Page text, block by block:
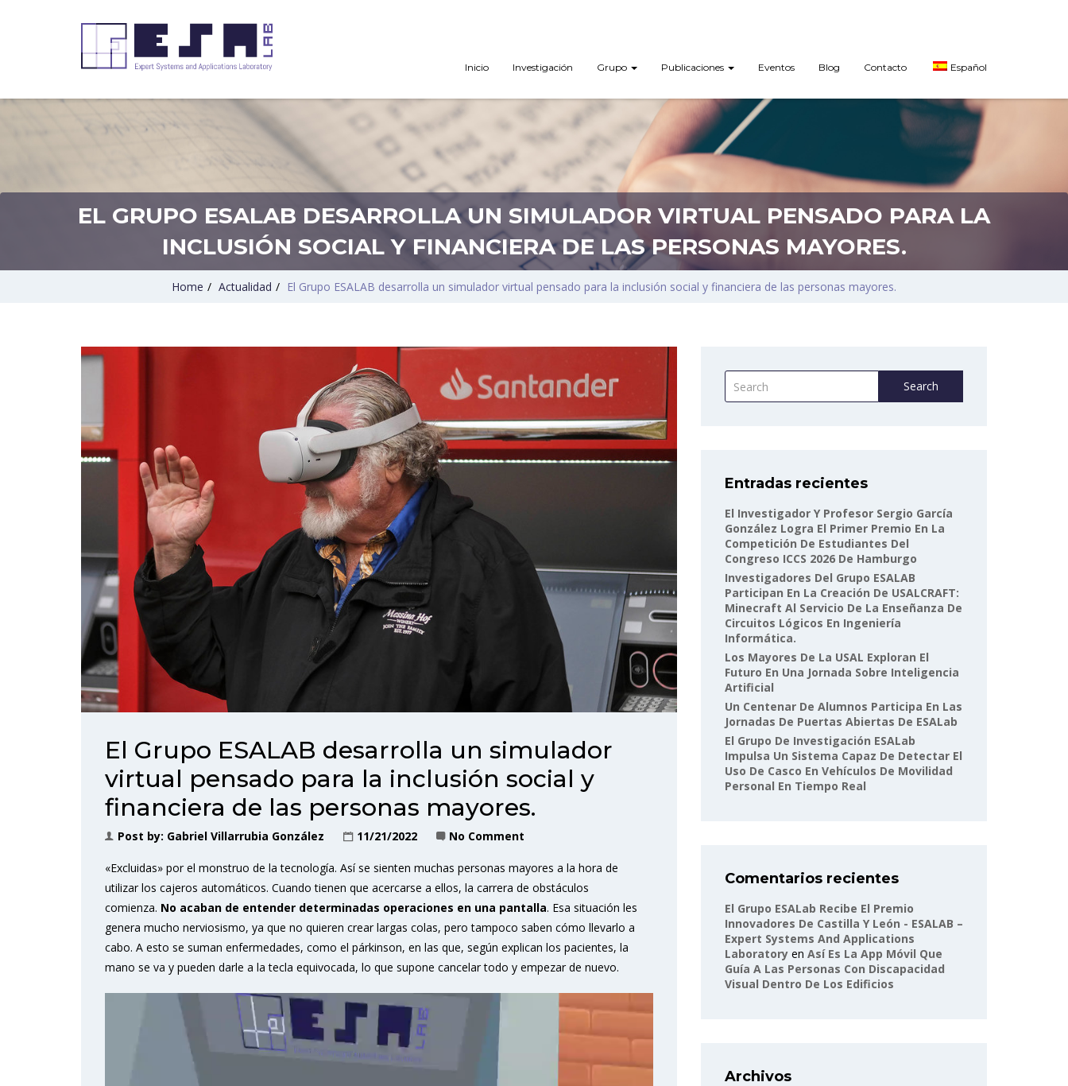
Inicio Investigación Grupo Publicaciones Eventos Blog Contacto Español
EL GRUPO ESALAB DESARROLLA UN SIMULADOR VIRTUAL PENSADO PARA LA
INCLUSIÓN SOCIAL Y FINANCIERA DE LAS PERSONAS MAYORES.
Home / Actualidad / El Grupo ESALAB desarrolla un simulador virtual pensado para la inclusión social y financiera de las personas mayores.
El Grupo ESALAB desarrolla un simulador
virtual pensado para la inclusión social y
financiera de las personas mayores.
Post by: Gabriel Villarrubia González 11/21/2022 No Comment
«Excluidas» por el monstruo de la tecnología. Así se sienten muchas personas mayores a la hora de
utilizar los cajeros automáticos. Cuando tienen que acercarse a ellos, la carrera de obstáculos
comienza. No acaban de entender determinadas operaciones en una pantalla. Esa situación les
genera mucho nerviosismo, ya que no quieren crear largas colas, pero tampoco saben cómo llevarlo a
cabo. A esto se suman enfermedades, como el párkinson, en las que, según explican los pacientes, la
mano se va y pueden darle a la tecla equivocada, lo que supone cancelar todo y empezar de nuevo.
Search
Entradas recientes
El Investigador Y Profesor Sergio García
González Logra El Primer Premio En La
Competición De Estudiantes Del
Congreso ICCS 2026 De Hamburgo
Investigadores Del Grupo ESALAB
Participan En La Creación De USALCRAFT:
Minecraft Al Servicio De La Enseñanza De
Circuitos Lógicos En Ingeniería
Informática.
Los Mayores De La USAL Exploran El
Futuro En Una Jornada Sobre Inteligencia
Artificial
Un Centenar De Alumnos Participa En Las
Jornadas De Puertas Abiertas De ESALab
El Grupo De Investigación ESALab
Impulsa Un Sistema Capaz De Detectar El
Uso De Casco En Vehículos De Movilidad
Personal En Tiempo Real
Comentarios recientes
El Grupo ESALab Recibe El Premio
Innovadores De Castilla Y León - ESALAB –
Expert Systems And Applications
Laboratory en Así Es La App Móvil Que
Guía A Las Personas Con Discapacidad
Visual Dentro De Los Edificios
Archivos